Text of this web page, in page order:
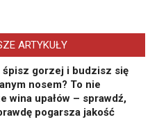
ARTYKUŁY
śpisz gorzej i budzisz się
nosem? To nie
wina upałów – sprawdź,
pogarsza jakość